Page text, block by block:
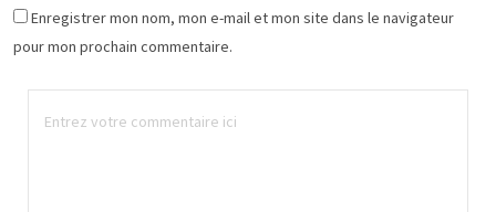
Enregistrer mon nom, mon e-mail et mon site dans le navigateur
pour mon prochain commentaire.